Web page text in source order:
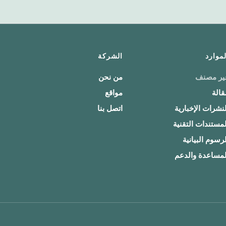
مصنف
الإخبارية
التقنية
البيانية
والدعم
الشركة
من نحن
مواقع
اتصل بنا